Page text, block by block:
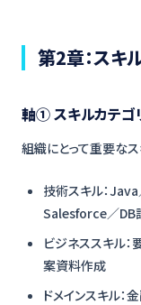
第2章：スキ
軸① スキルカテゴ
組織にとって重要なス
技術スキル：
Salesforce／DB
ビジネススキル
案資料作成
ドメインスキル